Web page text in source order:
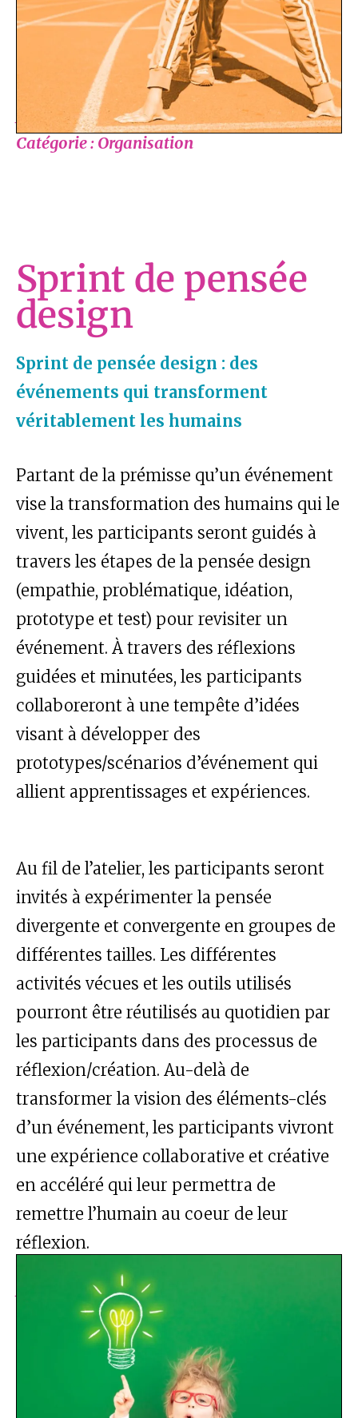
responsabiliser face à ses perceptions et
ses réactions et de se réapproprier son
propre succès.
Atelier de base
Catégorie : Organisation
Sprint de pensée
design
Sprint de pensée design : des
événements qui transforment
véritablement les humains
Partant de la prémisse qu’un événement
vise la transformation des humains qui le
vivent, les participants seront guidés à
travers les étapes de la pensée design
(empathie, problématique, idéation,
prototype et test) pour revisiter un
événement. À travers des réflexions
guidées et minutées, les participants
collaboreront à une tempête d’idées
visant à développer des
prototypes/scénarios d’événement qui
allient apprentissages et expériences.
Au fil de l’atelier, les participants seront
invités à expérimenter la pensée
divergente et convergente en groupes de
différentes tailles. Les différentes
activités vécues et les outils utilisés
pourront être réutilisés au quotidien par
les participants dans des processus de
réflexion/création. Au-delà de
transformer la vision des éléments-clés
d’un événement, les participants vivront
une expérience collaborative et créative
en accéléré qui leur permettra de
remettre l’humain au coeur de leur
réflexion.
Atelier Signature
Catégorie : Design thinking